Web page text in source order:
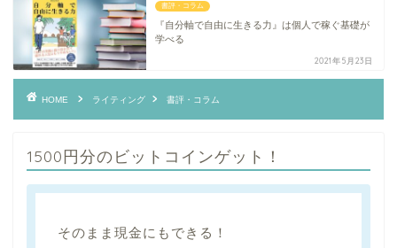
書評・コラム
『自分軸で自由に生きる力』は個人で稼ぐ基礎が
学べる
2021年5月23日
HOME ライティング 書評・コラム
1500円分のビットコインゲット！
そのまま現金にもできる！